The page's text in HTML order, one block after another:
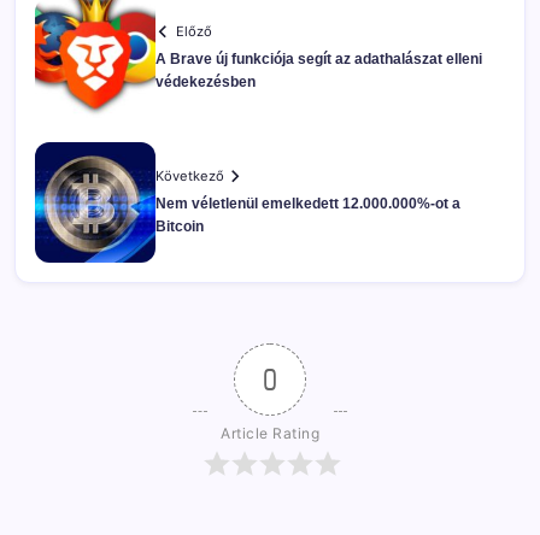
Előző
A Brave új funkciója segít az adathalászat elleni
védekezésben
Következő
Nem véletlenül emelkedett 12.000.000%-ot a
Bitcoin
0
Article Rating